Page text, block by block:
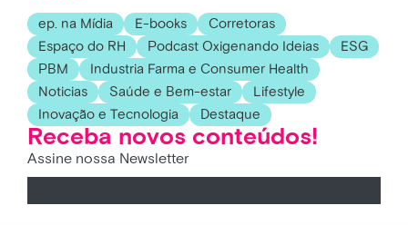
ep. na Mídia E-books
Corretoras
Espaço do RH
Podcast Oxigenando Ideias
ESG
PBM
Industria Farma e Consumer Health
Noticias
Saúde e Bem-estar
Lifestyle
Inovação e Tecnologia
Destaque
Receba novos conteúdos!
Assine nossa Newsletter